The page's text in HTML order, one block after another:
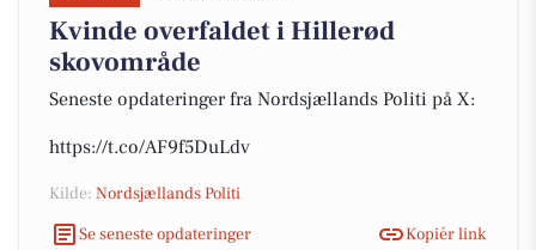
Kvinde overfaldet i Hillerød
skovområde
Seneste opdateringer fra Nordsjællands Politi på X:
https://t.co/AF9f5DuLdv
Kilde: Nordsjællands Politi
Se seneste opdateringer
Kopiér link